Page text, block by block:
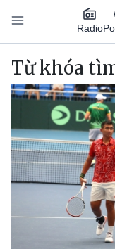
Nhảy đến nội dung
Radio
Main
Từ khóa